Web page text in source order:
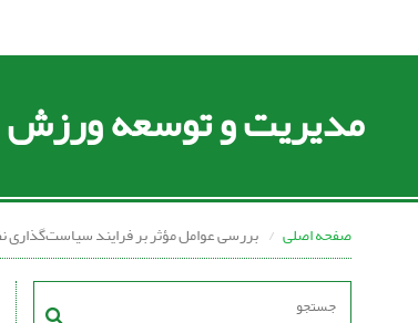
مدیریت و توسعه ورزش
صفحه اصلی بررسی عوامل مؤثر بر فرایند سیاست‌گذاری